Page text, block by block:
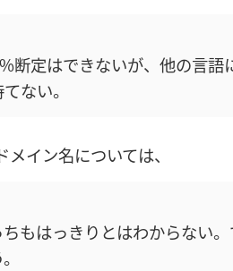
断定はできないが、他の言
ない。
メイン名については、
ちもはっきりとはわからない